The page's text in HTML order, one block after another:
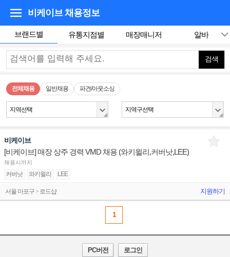
비케이브채용정보
브랜드별 유통지점별 매장매니저 알바
검색
전체채용 일반채용 파견/아웃소싱
지역선택 지역구선택
비케이브
[비케이브] 매장 상주 경력 VMD 채용 (와키윌리,커버낫,LEE)
채용시까지
커버낫 와키윌리 LEE
서울 마포구 > 로드샵 지원하기
1
PC버전 로그인